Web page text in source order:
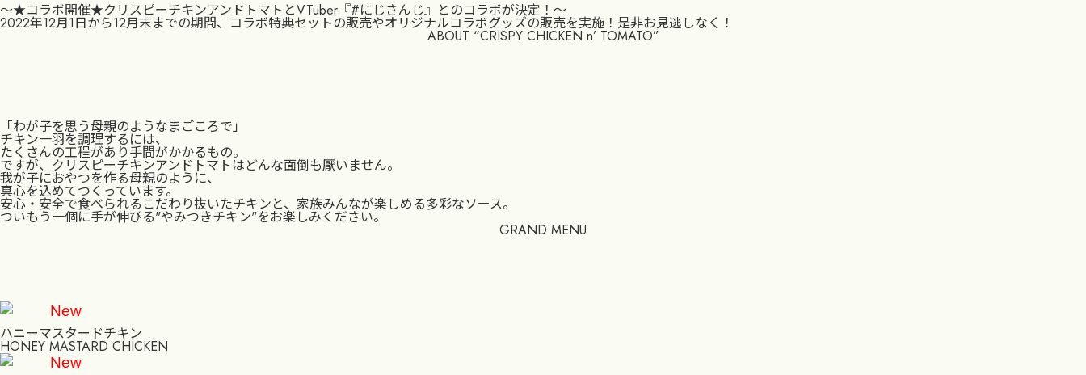
〜★コラボ開催★クリスピーチキンアンドトマトとVTuber『#にじさんじ』とのコラボが決定！〜
2022年12月1日から12月末までの期間、コラボ特典セットの販売やオリジナルコラボグッズの販売を実施！是非お見逃しなく！
ABOUT “CRISPY CHICKEN n’ TOMATO”
「わが子を思う母親のようなまごころで」
チキン一羽を調理するには、
たくさんの工程があり手間がかかるもの。
ですが、クリスピーチキンアンドトマトはどんな面倒も厭いません。
我が子におやつを作る母親のように、
真心を込めてつくっています。
安心・安全で食べられるこだわり抜いたチキンと、家族みんなが楽しめる多彩なソース。
ついもう一個に手が伸びる"やみつきチキン"をお楽しみください。
GRAND MENU
New
ハニーマスタードチキン
HONEY MASTARD CHICKEN
New